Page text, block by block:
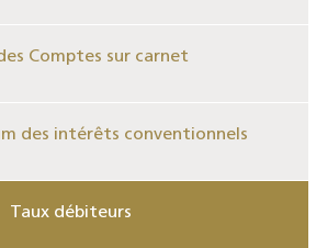
Comptes sur carnet
des intérêts conventionnels
Taux débiteurs